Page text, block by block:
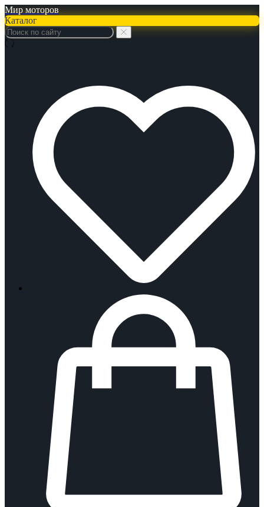
Мир моторов
Каталог